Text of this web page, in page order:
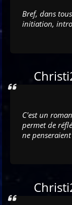
Bref, dans
initiation,
C'est un
permet de
ne